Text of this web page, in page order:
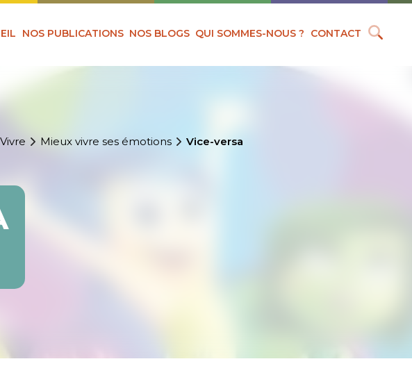
NOS PUBLICATIONS NOS BLOGS QUI SOMMES-NOUS ? CONTACT
Mieux vivre ses émotions Vice-versa